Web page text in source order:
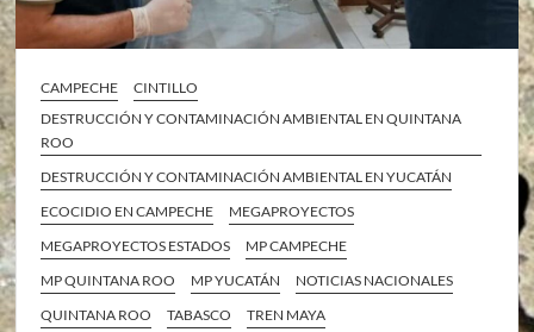
CAMPECHE
CINTILLO
DESTRUCCIÓN Y CONTAMINACIÓN AMBIENTAL EN QUINTANA
ROO
DESTRUCCIÓN Y CONTAMINACIÓN AMBIENTAL EN YUCATÁN
ECOCIDIO EN CAMPECHE
MEGAPROYECTOS
MEGAPROYECTOS ESTADOS
MP CAMPECHE
MP QUINTANA ROO
MP YUCATÁN
NOTICIAS NACIONALES
QUINTANA ROO
TABASCO
TREN MAYA